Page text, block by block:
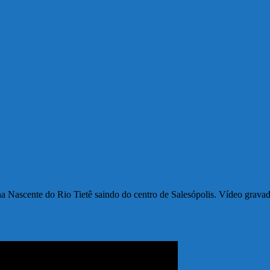
Nascente do Rio Tietê saindo do centro de Salesópolis. Vídeo